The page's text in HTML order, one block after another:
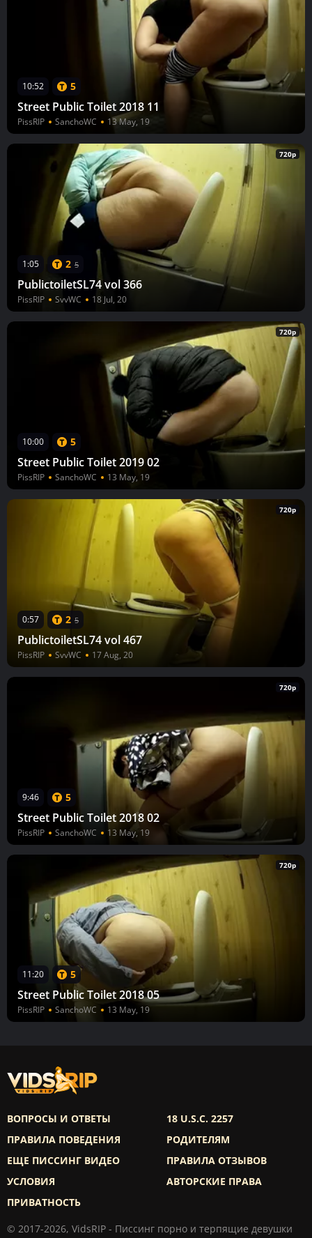
10:52 5
Street Public Toilet 2018 11
PissRIP SanchoWC 13 May, 19
720p
1:05 2 5
PublictoiletSL74 vol 366
PissRIP SvvWC 18 Jul, 20
720p
10:00 5
Street Public Toilet 2019 02
PissRIP SanchoWC 13 May, 19
720p
0:57 2 5
PublictoiletSL74 vol 467
PissRIP SvvWC 17 Aug, 20
720p
9:46 5
Street Public Toilet 2018 02
PissRIP SanchoWC 13 May, 19
720p
11:20 5
Street Public Toilet 2018 05
PissRIP SanchoWC 13 May, 19
ВОПРОСЫ И ОТВЕТЫ
ПРАВИЛА ПОВЕДЕНИЯ
ЕЩЕ ПИССИНГ ВИДЕО
УСЛОВИЯ
ПРИВАТНОСТЬ
18 U.S.C. 2257
РОДИТЕЛЯМ
ПРАВИЛА ОТЗЫВОВ
АВТОРСКИЕ ПРАВА
© 2017-2026, VidsRIP - Писсинг порно и терпящие девушки